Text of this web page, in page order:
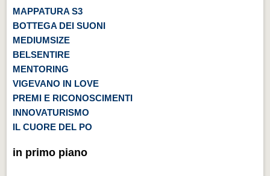
MAPPATURA S3
BOTTEGA DEI SUONI
MEDIUMSIZE
BELSENTIRE
MENTORING
VIGEVANO IN LOVE
PREMI E RICONOSCIMENTI
INNOVATURISMO
IL CUORE DEL PO
in primo piano